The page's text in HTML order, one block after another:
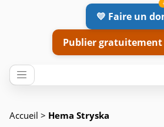
💛 Faire un
Publier
Accueil > Hema Stryska